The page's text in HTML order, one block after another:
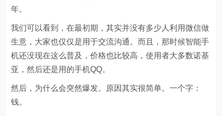
年。
我们可以看到，在最初期，其实并没有多少人利用微信做
生意，大家也仅仅是用于交流沟通。而且，那时候智能手
机还没现在这么普及，价格也比较高，使用者大多数诺基
亚，然后还是用的手机QQ。
然后，为什么会突然爆发。原因其实很简单。一个字：
钱。